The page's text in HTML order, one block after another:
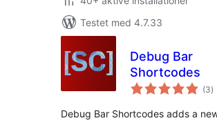
Testet med 4.7.33
Debug Bar
Shortcodes
(3)
Debug Bar Shortcodes adds a